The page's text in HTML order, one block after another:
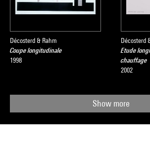
Décosterd & Rahm
Coupe longitudinale
1998
Décosterd
Etude
chauffage
2002
Show more